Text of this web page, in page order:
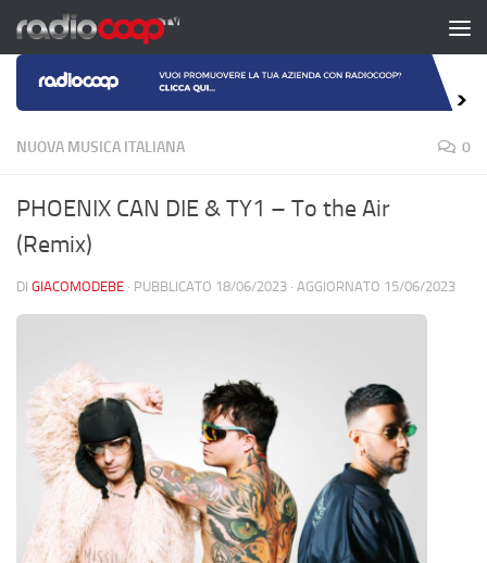
Salta al contenuto
NUOVA MUSICA ITALIANA 0
PHOENIX CAN DIE & TY1 – To the Air
(Remix)
DI GIACOMODEBE · PUBBLICATO 18/06/2023 · AGGIORNATO 15/06/2023